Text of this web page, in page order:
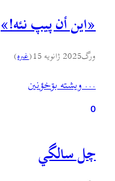
«اين أن پيپ نئه!»
ورگ2025 ژانویه 15 (غىره)
… ويشته بۊخؤنين
0
چل سالگي